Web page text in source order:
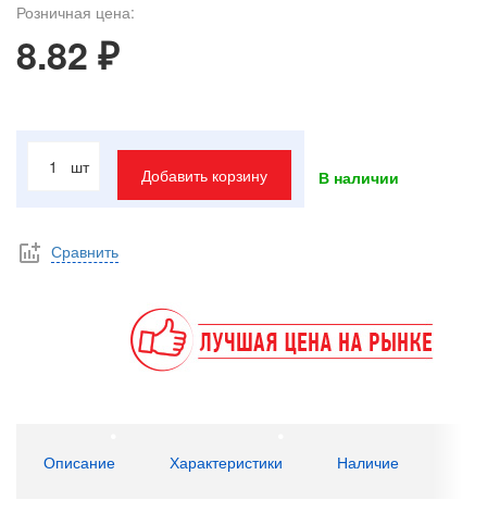
Розничная цена:
8.82 ₽
шт Добавить корзину В наличии
Сравнить
Описание Характеристики Наличие